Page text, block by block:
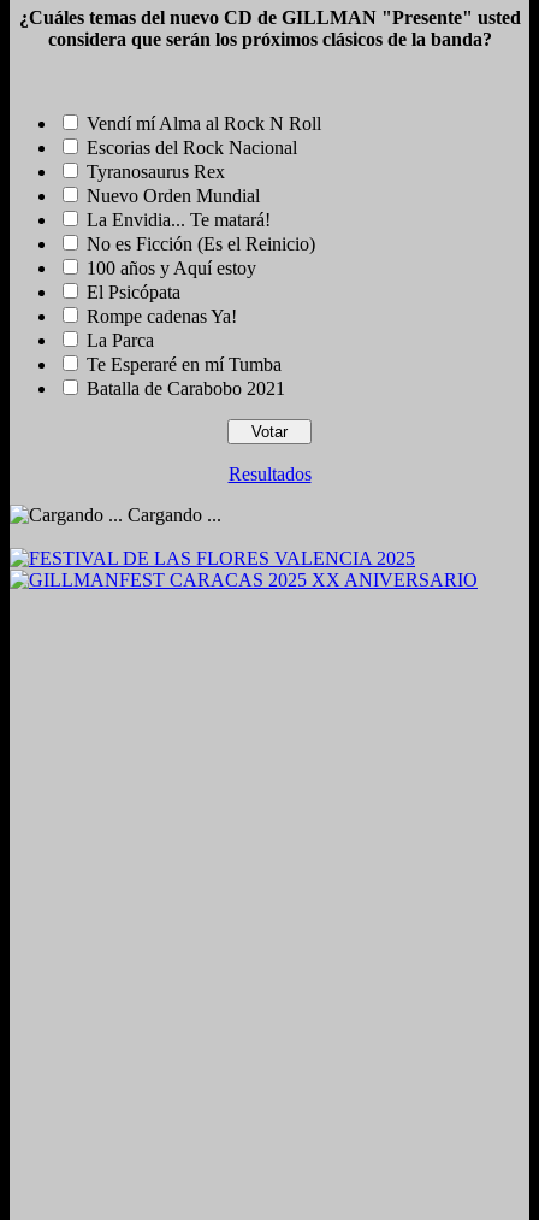
¿Cuáles temas del nuevo CD de GILLMAN "Presente" usted
considera que serán los próximos clásicos de la banda?
Vendí mí Alma al Rock N Roll
Escorias del Rock Nacional
Tyranosaurus Rex
Nuevo Orden Mundial
La Envidia... Te matará!
No es Ficción (Es el Reinicio)
100 años y Aquí estoy
El Psicópata
Rompe cadenas Ya!
La Parca
Te Esperaré en mí Tumba
Batalla de Carabobo 2021
Resultados
Cargando ...